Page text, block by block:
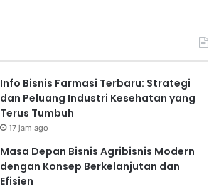
Info Bisnis Farmasi Terbaru: Strategi
dan Peluang Industri Kesehatan yang
Terus Tumbuh
17 jam ago
Masa Depan Bisnis Agribisnis Modern
dengan Konsep Berkelanjutan dan
Efisien